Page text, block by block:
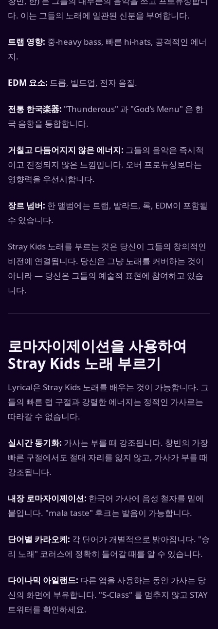
다. 이는 그들의 노래에 일관된 신분을 부여합니다.
트랩 영향: 중-heavy bass, 빠른 hi-hats, 공격적인 에너
지.
EDM 요소: 드롭, 빌드업, 전자 음질.
전통 한국楽器: "Thunderous" 과 "God's Menu" 은 한
국 음향을 통합합니다.
거칠고 다듬어지지 않은 에너지: 그들의 음악은 즉시적
이고 진정되지 않은 느낌입니다. 오버 프로듀싱보다는
영향력을 우선시합니다.
장르 넘버: 한 앨범에는 트랩, 발라드, 록, EDM이 포함될
수 있습니다.
Stray Kids 노래를 부르는 것은 당신이 그들의 창의적인
비전에 연결됩니다. 당신은 그냥 노래를 커버하는 것이
아니라 — 당신은 그들의 예술적 표현에 참여하고 있습
니다.
로마자이제이션을 사용하여
Stray Kids 노래 부르기
Lyrical은 Stray Kids 노래를 배우는 것이 가능합니다. 그
들의 빠른 랩 구절과 강렬한 에너지는 정적인 가사로는
따라갈 수 없습니다.
실시간 동기화: 가사는 부를 때 강조됩니다. 창빈의 가장
빠른 구절에서도 절대 자리를 잃지 않고, 가사가 부를 때
강조됩니다.
내장 로마자이제이션: 한국어 가사에 음성 철자를 밑에
붙입니다. "mala taste" 후크는 발음이 가능합니다.
단어별 카라오케: 각 단어가 개별적으로 밝아집니다. "승
리 노래" 코러스에 정확히 들어갈 때를 알 수 있습니다.
다이나믹 아일랜드: 다른 앱을 사용하는 동안 가사는 당
신의 화면에 부유합니다. "S-Class" 를 멈추지 않고 STAY
트위터를 확인하세요.